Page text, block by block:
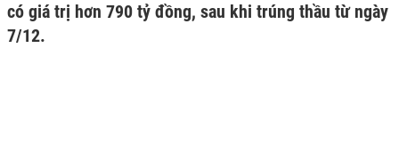
có giá trị hơn 790 tỷ đồng, sau khi trúng thầu từ ngày
7/12.